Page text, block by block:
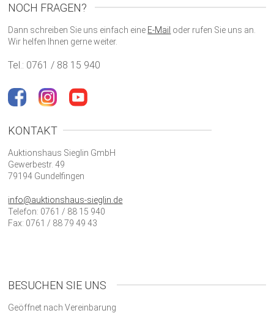
NOCH FRAGEN?
Dann schreiben Sie uns einfach eine E-Mail oder rufen Sie uns an.
Wir helfen Ihnen gerne weiter.
Tel.: 0761 / 88 15 940
KONTAKT
Auktionshaus Sieglin GmbH
Gewerbestr. 49
79194 Gundelfingen
info@auktionshaus-sieglin.de
Telefon: 0761 / 88 15 940
Fax: 0761 / 88 79 49 43
BESUCHEN SIE UNS
Geöffnet nach Vereinbarung